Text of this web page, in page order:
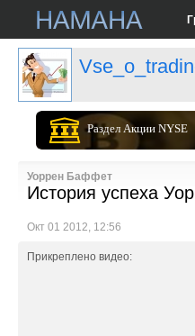
Раздел Акции NYSE
Уоррен Баффет
История успеха
Окт 01 2012, 12:56
Прикреплено видео: